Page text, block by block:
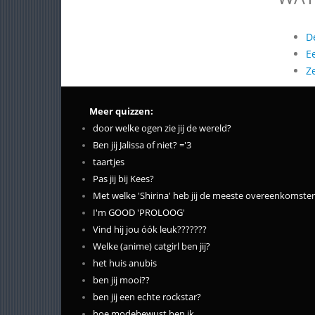
Meer quizzen:
door welke ogen zie jij de wereld?
Ben jij Jalissa of niet? ='3
taartjes
Pas jij bij Kees?
Met welke 'Shirina' heb jij de meeste
I'm GOOD 'PROLOOG'
Vind hij jou óók leuk???????
Welke (anime) catgirl ben jij?
het huis anubis
ben jij mooi??
ben jij een echte rockstar?